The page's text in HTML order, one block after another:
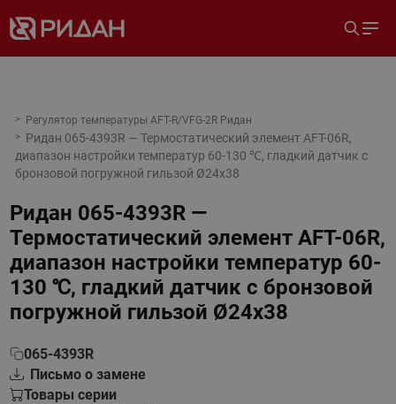
Регулятор температуры AFT-R/VFG-2R Ридан
Ридан 065-4393R — Термостатический элемент AFT-06R,
диапазон настройки температур 60-130 ℃, гладкий датчик с
бронзовой погружной гильзой Ø24x38
Ридан 065-4393R —
Термостатический элемент AFT-06R,
диапазон настройки температур 60-
130 ℃, гладкий датчик с бронзовой
погружной гильзой Ø24x38
065-4393R
Письмо о замене
Товары серии